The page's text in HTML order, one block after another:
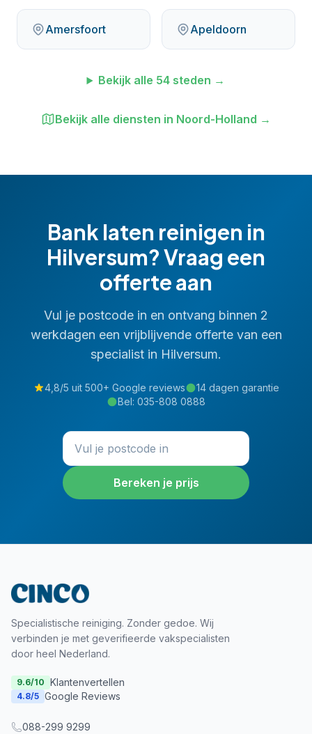
Amersfoort Apeldoorn
Bekijk alle 54 steden →
Bekijk alle diensten in Noord-Holland →
Bank laten reinigen in
Hilversum? Vraag een
offerte aan
Vul je postcode in en ontvang binnen 2
werkdagen een vrijblijvende offerte van een
specialist in Hilversum.
4,8/5 uit 500+ Google reviews
14 dagen garantie
Bel: 035-808 0888
Bereken je prijs
Specialistische reiniging. Zonder gedoe. Wij
verbinden je met geverifieerde vakspecialisten
door heel Nederland.
9.6/10 Klantenvertellen
4.8/5 Google Reviews
088-299 9299